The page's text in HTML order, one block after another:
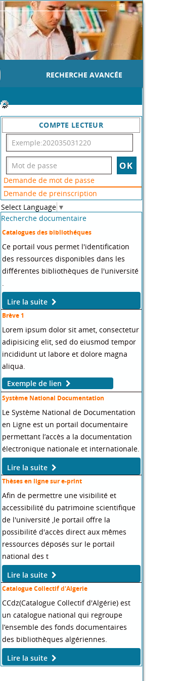
RECHERCHE AVANCÉE
affiner
Résultat par supports
Livre[1]
Résultat par spécialité
Architecture[1]
Langue de publication
Français[1]
Demande de mot de passe
Demande de preinscription
Select Language
Catalogues des bibliothéques
Ce portail vous permet l'identification
des ressources disponibles dans les
différentes bibliothèques de l'université
.
Lire la suite
Brève 1
Lorem ipsum dolor sit amet, consectetur
adipisicing elit, sed do eiusmod tempor
incididunt ut labore et dolore magna
aliqua.
Exemple de lien
Système National Documentation
Le Système National de Documentation
en Ligne est un portail documentaire
permettant l’accès a la documentation
électronique nationale et internationale.
Lire la suite
Thèses en ligne sur e-print
Afin de permettre une visibilité et
accessibilité du patrimoine scientifique